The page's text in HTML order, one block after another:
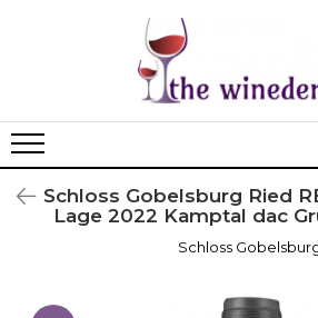
Schloss Gobelsburg Ried
Lage 2022 Kamptal dac
Schloss